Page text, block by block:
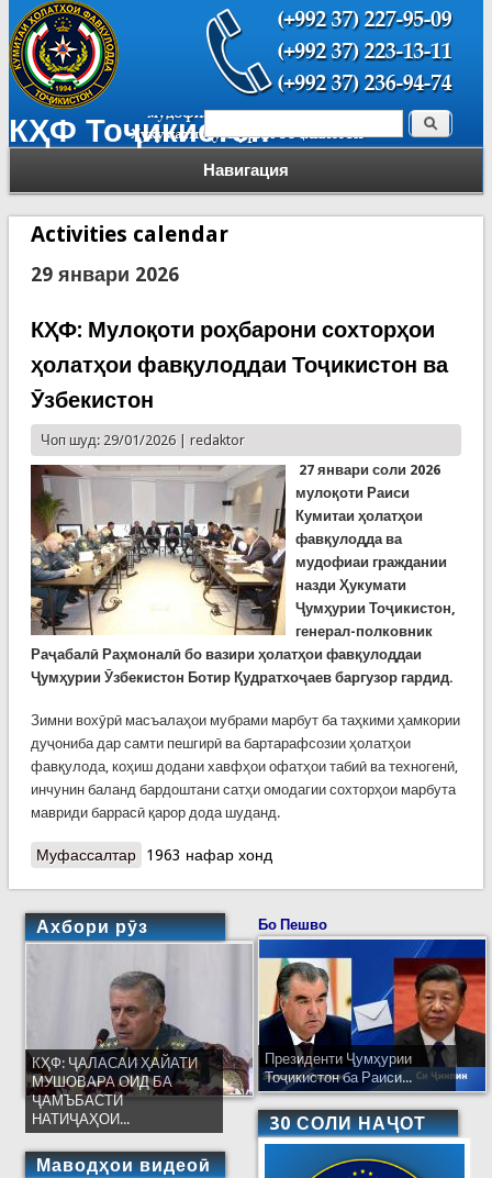
КҲФ Тоҷикистон
Навигация
Форма поиска Поиск
Activities calendar
29 январи 2026
КҲФ: Мулоқоти роҳбарони сохторҳои
ҳолатҳои фавқулоддаи Тоҷикистон ва
Ӯзбекистон
Чоп шуд: 29/01/2026 | redaktor
27 январи соли 2026
мулоқоти Раиси
Кумитаи ҳолатҳои
фавқулодда ва
мудофиаи граждании
назди Ҳукумати
Ҷумҳурии Тоҷикистон,
генерал-полковник
Раҷабалӣ Раҳмоналӣ бо вазири ҳолатҳои фавқулоддаи
Ҷумҳурии Ӯзбекистон Ботир Қудратхоҷаев баргузор гардид.
Зимни вохӯрӣ масъалаҳои мубрами марбут ба таҳкими ҳамкории
дуҷониба дар самти пешгирӣ ва бартарафсозии ҳолатҳои
фавқулода, коҳиш додани хавфҳои офатҳои табиӣ ва техногенӣ,
инчунин баланд бардоштани сатҳи омодагии сохторҳои марбута
мавриди баррасӣ қарор дода шуданд.
Муфассалтаро КҲФ: Мулоқоти роҳбарони сохторҳои ҳолатҳои
1963 нафар хонд
Ахбори рӯз
КҲФ: ҶАЛАСАИ ҲАЙАТИ
МУШОВАРА ОИД БА
ҶАМЪБАСТИ
НАТИҶАҲОИ...
Маводҳои видеоӣ
Бо Пешво
Президенти Ҷумҳурии
Тоҷикистон ба Раиси...
30 СОЛИ НАҶОТ